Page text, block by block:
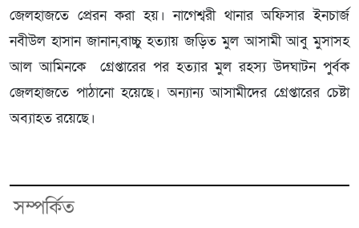
জেলহাজতে প্রেরন করা হয়। নাগেশ্বরী থানার অফিসার ইনচার্জ
নবীউল হাসান জানান,বাচ্চু হত্যায় জড়িত মুল আসামী আবু মুসাসহ
আল আমিনকে গ্রেপ্তারের পর হত্যার মুল রহস্য উদঘাটন পুর্বক
জেলহাজতে পাঠানো হয়েছে। অন্যান্য আসামীদের গ্রেপ্তারের চেষ্টা
অব্যাহত রয়েছে।
সম্পর্কিত